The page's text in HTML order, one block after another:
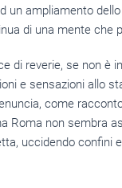
un ampliamento
di una mente che
di reverie, se non è
e sensazioni allo
come
Roma non sembra
uccidendo confini